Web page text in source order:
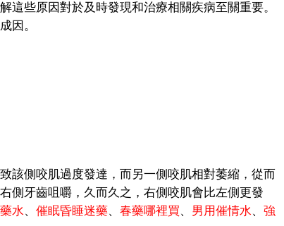
這些原因對於及時發現和治療相關疾病至關重要。
因。
側咬肌過度發達，而另一側咬肌相對萎縮，從而
側牙齒咀嚼，久而久之，右側咬肌會比左側更發
水、 催眠昏睡迷藥、 春藥哪裡買、 男用催情水、 強